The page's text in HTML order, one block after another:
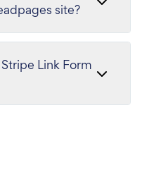
site?
Link Form